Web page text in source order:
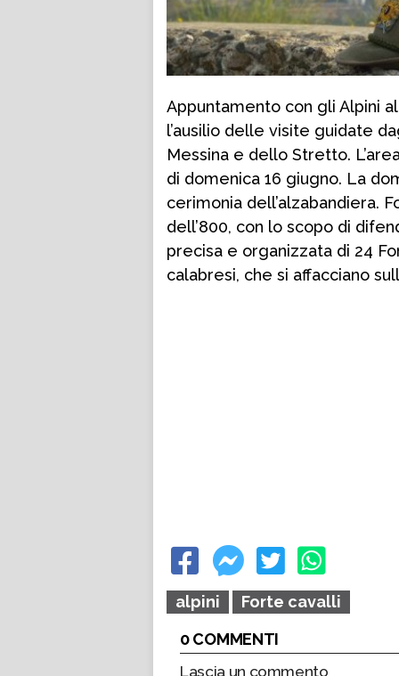
Appuntamento con gli Alpini
l’ausilio delle visite guidate
Messina e dello Stretto.
di domenica 16 giugno. La
cerimonia dell’alzabandiera.
dell’800, con lo scopo di
precisa e organizzata di 24
calabresi, che si affacciano
alpini
Forte cavalli
0 COMMENTI
Lascia un commento